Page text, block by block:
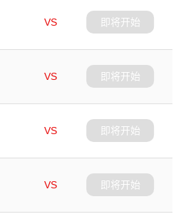
VS
即将开始
VS
即将开始
VS
即将开始
VS
即将开始